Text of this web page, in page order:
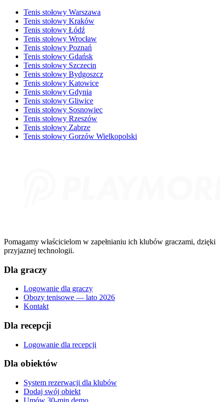
Tenis stołowy Warszawa
Tenis stołowy Kraków
Tenis stołowy Łódź
Tenis stołowy Wrocław
Tenis stołowy Poznań
Tenis stołowy Gdańsk
Tenis stołowy Szczecin
Tenis stołowy Bydgoszcz
Tenis stołowy Katowice
Tenis stołowy Gdynia
Tenis stołowy Gliwice
Tenis stołowy Sosnowiec
Tenis stołowy Rzeszów
Tenis stołowy Zabrze
Tenis stołowy Gorzów Wielkopolski
Pomagamy właścicielom w zapełnianiu ich klubów graczami, dzięki
przyjaznej technologii.
Dla graczy
Logowanie dla graczy
Obozy tenisowe — lato 2026
Kontakt
Dla recepcji
Logowanie dla recepcji
Dla obiektów
System rezerwacji dla klubów
Dodaj swój obiekt